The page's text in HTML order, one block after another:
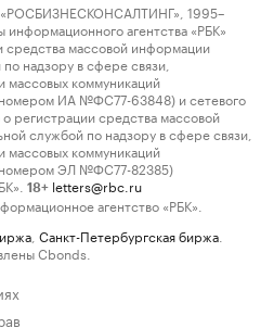
1995–
агентства «РБК»
средства массовой информации
надзору в сфере связи,
массовых коммуникаций
ИА №ФС77-63848) и сетевого
регистрации средства массовой
службой по надзору в сфере связи,
массовых коммуникаций
номером ЭЛ №ФС77-82385)
18+ letters@rbc.ru
агентство «РБК».
Санкт-Петербургская биржа
Cbonds.